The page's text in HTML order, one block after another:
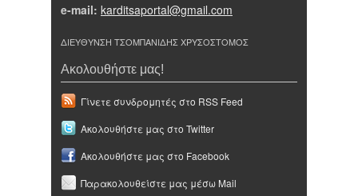
e-mail: karditsaportal@gmail.com
ΔΙΕΥΘΥΝΣΗ ΤΣΟΜΠΑΝΙΔΗΣ ΧΡΥΣΟΣΤΟΜΟΣ
Ακολουθήστε μας!
Γίνετε συνδρομητές στο RSS Feed
Ακολουθήστε μας στο Twitter
Ακολουθήστε μας στο Facebook
Παρακολουθείστε μας μέσω Mail